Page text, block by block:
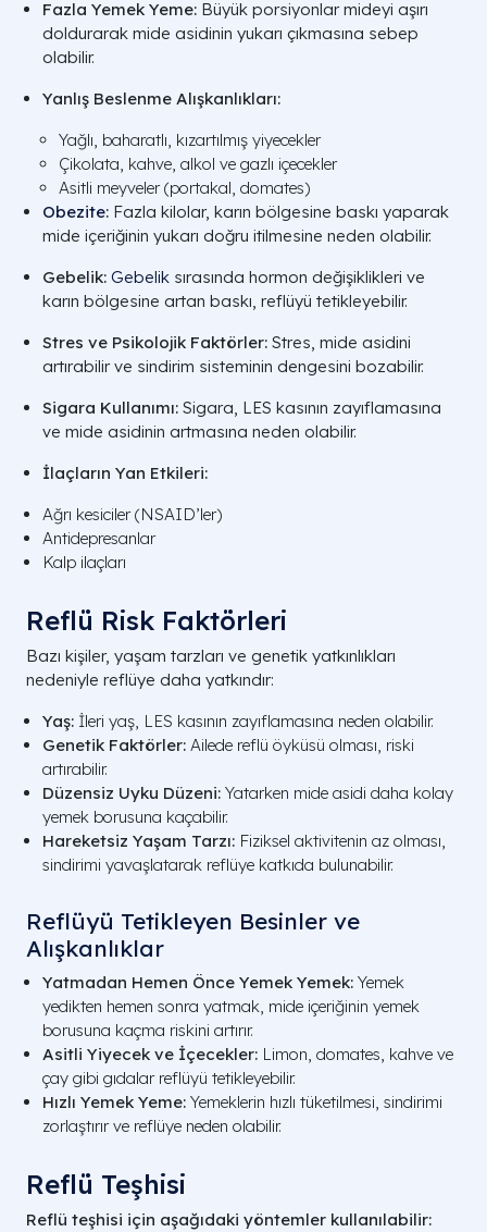
Fazla Yemek Yeme: Büyük porsiyonlar mideyi aşırı
doldurarak mide asidinin yukarı çıkmasına sebep
olabilir.
Yanlış Beslenme Alışkanlıkları:
Yağlı, baharatlı, kızartılmış yiyecekler
Çikolata, kahve, alkol ve gazlı içecekler
Asitli meyveler (portakal, domates)
Obezite: Fazla kilolar, karın bölgesine baskı yaparak
mide içeriğinin yukarı doğru itilmesine neden olabilir.
Gebelik: Gebelik sırasında hormon değişiklikleri ve
karın bölgesine artan baskı, reflüyü tetikleyebilir.
Stres ve Psikolojik Faktörler: Stres, mide asidini
artırabilir ve sindirim sisteminin dengesini bozabilir.
Sigara Kullanımı: Sigara, LES kasının zayıflamasına
ve mide asidinin artmasına neden olabilir.
İlaçların Yan Etkileri:
Ağrı kesiciler (NSAID’ler)
Antidepresanlar
Kalp ilaçları
Reflü Risk Faktörleri
Bazı kişiler, yaşam tarzları ve genetik yatkınlıkları
nedeniyle reflüye daha yatkındır:
Yaş: İleri yaş, LES kasının zayıflamasına neden olabilir.
Genetik Faktörler: Ailede reflü öyküsü olması, riski
artırabilir.
Düzensiz Uyku Düzeni: Yatarken mide asidi daha kolay
yemek borusuna kaçabilir.
Hareketsiz Yaşam Tarzı: Fiziksel aktivitenin az olması,
sindirimi yavaşlatarak reflüye katkıda bulunabilir.
Reflüyü Tetikleyen Besinler ve
Alışkanlıklar
Yatmadan Hemen Önce Yemek Yemek: Yemek
yedikten hemen sonra yatmak, mide içeriğinin yemek
borusuna kaçma riskini artırır.
Asitli Yiyecek ve İçecekler: Limon, domates, kahve ve
çay gibi gıdalar reflüyü tetikleyebilir.
Hızlı Yemek Yeme: Yemeklerin hızlı tüketilmesi, sindirimi
zorlaştırır ve reflüye neden olabilir.
Reflü Teşhisi
Reflü teşhisi için aşağıdaki yöntemler kullanılabilir: